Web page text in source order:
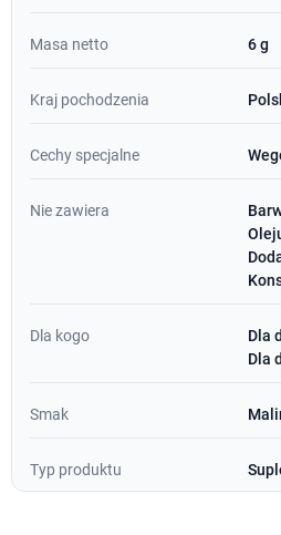
Masa netto 6 g
Kraj pochodzenia
Cechy specjalne
Nie zawiera
Dla kogo
Dla
Dla
Smak
Typ produktu